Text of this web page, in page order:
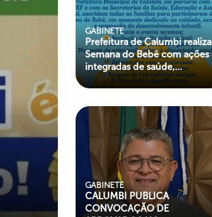
GABINETE
Prefeitura de Calumbi realiza
Semana do Bebê com ações
integradas de saúde,
educação e assistência social
GABINETE
CALUMBI PUBLICA
CONVOCAÇÃO DE